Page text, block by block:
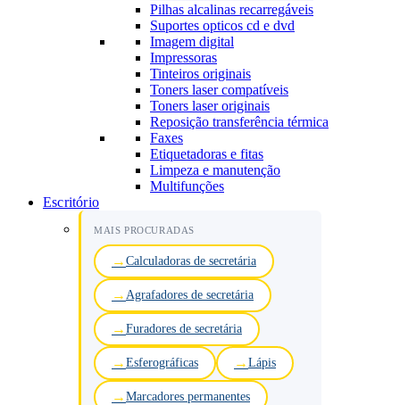
Pilhas alcalinas recarregáveis
Suportes opticos cd e dvd
Imagem digital
Impressoras
Tinteiros originais
Toners laser compatíveis
Toners laser originais
Reposição transferência térmica
Faxes
Etiquetadoras e fitas
Limpeza e manutenção
Multifunções
Escritório
MAIS PROCURADAS
Calculadoras de secretária
Agrafadores de secretária
Furadores de secretária
Esferográficas Lápis
Marcadores permanentes